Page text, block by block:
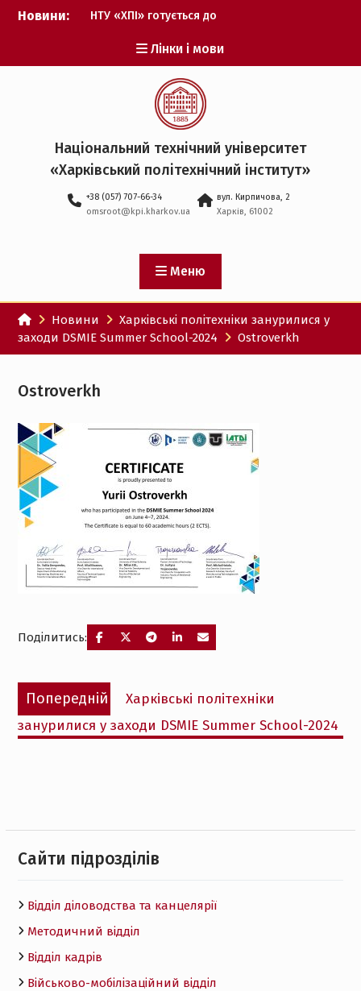
Перейти
Новини:
НТУ «ХПІ» готується до
Музичні таланти ХПІ
запрошуються на
Всеукраїнський
фестиваль «Червона
рута – 2027»
ХПІ уклав угоду про
партнерство з ДержНДІ
технологій кібербезпеки
Головнокомандувачем
Збройних Сил України
участю ХПІ обговорили
перспективи українсько-
іспанського
технологічного
партнерства
Лінки і мови
Національний технічний університет
«Харківський політехнічний iнститут»
+38 (057) 707-66-34
omsroot@kpi.kharkov.ua
вул. Кирпичова, 2
Харків, 61002
Меню
Новини
Харківські політехніки занурилися у
заходи DSMIE Summer School-2024
Ostroverkh
Ostroverkh
Поділитись:
Навігація
записів
Попередній
Попередній
запис:
Харківські політехніки
занурилися у заходи DSMIE Summer School-2024
Cайти підрозділів
Відділ діловодства та канцелярії
Методичний відділ
Відділ кадрів
Військово-мобілізаційний відділ